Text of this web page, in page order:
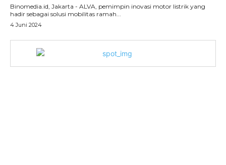
Binomedia.id, Jakarta - ALVA, pemimpin inovasi motor listrik yang
hadir sebagai solusi mobilitas ramah...
4 Juni 2024